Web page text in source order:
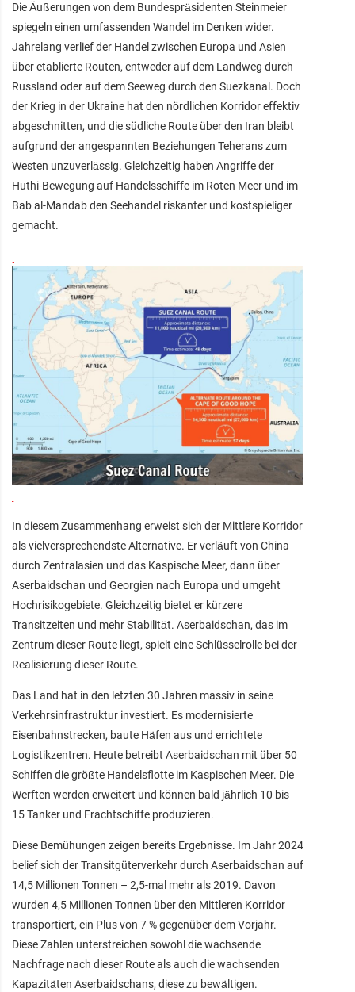
Die Äußerungen von dem Bundespräsidenten Steinmeier
spiegeln einen umfassenden Wandel im Denken wider.
Jahrelang verlief der Handel zwischen Europa und Asien
über etablierte Routen, entweder auf dem Landweg durch
Russland oder auf dem Seeweg durch den Suezkanal. Doch
der Krieg in der Ukraine hat den nördlichen Korridor effektiv
abgeschnitten, und die südliche Route über den Iran bleibt
aufgrund der angespannten Beziehungen Teherans zum
Westen unzuverlässig. Gleichzeitig haben Angriffe der
Huthi-Bewegung auf Handelsschiffe im Roten Meer und im
Bab al-Mandab den Seehandel riskanter und kostspieliger
gemacht.
In diesem Zusammenhang erweist sich der Mittlere Korridor
als vielversprechendste Alternative. Er verläuft von China
durch Zentralasien und das Kaspische Meer, dann über
Aserbaidschan und Georgien nach Europa und umgeht
Hochrisikogebiete. Gleichzeitig bietet er kürzere
Transitzeiten und mehr Stabilität. Aserbaidschan, das im
Zentrum dieser Route liegt, spielt eine Schlüsselrolle bei der
Realisierung dieser Route.
Das Land hat in den letzten 30 Jahren massiv in seine
Verkehrsinfrastruktur investiert. Es modernisierte
Eisenbahnstrecken, baute Häfen aus und errichtete
Logistikzentren. Heute betreibt Aserbaidschan mit über 50
Schiffen die größte Handelsflotte im Kaspischen Meer. Die
Werften werden erweitert und können bald jährlich 10 bis
15 Tanker und Frachtschiffe produzieren.
Diese Bemühungen zeigen bereits Ergebnisse. Im Jahr 2024
belief sich der Transitgüterverkehr durch Aserbaidschan auf
14,5 Millionen Tonnen – 2,5-mal mehr als 2019. Davon
wurden 4,5 Millionen Tonnen über den Mittleren Korridor
transportiert, ein Plus von 7 % gegenüber dem Vorjahr.
Diese Zahlen unterstreichen sowohl die wachsende
Nachfrage nach dieser Route als auch die wachsenden
Kapazitäten Aserbaidschans, diese zu bewältigen.